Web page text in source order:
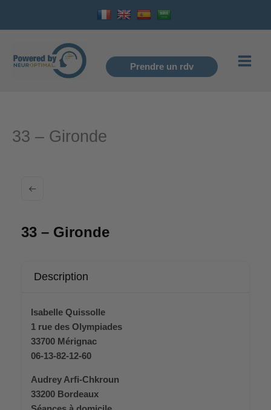
Prendre un rdv
33 – Gironde
33 – Gironde
Description
Isabelle Quissolle
1 rue des Olympiades
33700 Mérignac
06-13-82-12-60
Audrey Arfi-Chkroun
33200 Bordeaux